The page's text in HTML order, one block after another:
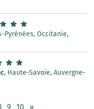
Pyrénées, Occitanie,
, Haute-Savoie, Auvergne-
9 10 »